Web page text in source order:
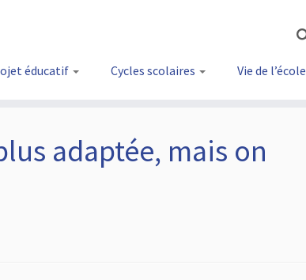
éducatif Cycles scolaires Vie de l’école
adaptée, mais on